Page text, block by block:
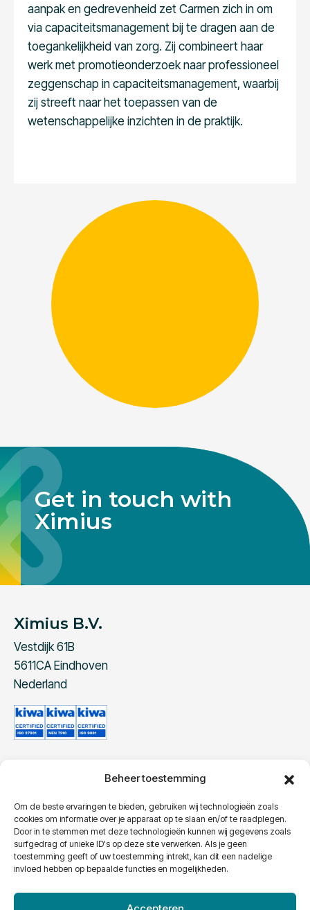
Beheer toestemming
Om de beste ervaringen te bieden, gebruiken wij technologieën zoals
cookies om informatie over je apparaat op te slaan en/of te raadplegen.
Door in te stemmen met deze technologieën kunnen wij gegevens zoals
surfgedrag of unieke ID's op deze site verwerken. Als je geen
toestemming geeft of uw toestemming intrekt, kan dit een nadelige
invloed hebben op bepaalde functies en mogelijkheden.
aanpak en gedrevenheid zet Carmen zich in om
via capaciteitsmanagement bij te dragen aan de
toegankelijkheid van zorg. Zij combineert haar
werk met promotieonderzoek naar professioneel
zeggenschap in capaciteitsmanagement, waarbij
zij streeft naar het toepassen van de
wetenschappelijke inzichten in de praktijk.
Get in touch with
Ximius
Ximius B.V.
Vestdijk 61B
5611CA Eindhoven
Nederland
Telefoon: +31 40 240 96 10
E-Mail:info@ximius.eu